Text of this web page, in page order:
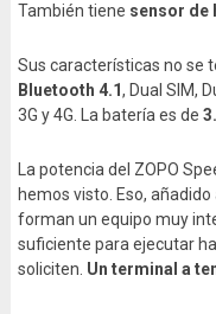
También tiene sensor de
Sus características no se
Bluetooth 4.1, Dual SIM,
3G y 4G. La batería es de
La potencia del ZOPO
hemos visto. Eso,
forman un equipo muy
suficiente para ejecutar
soliciten. Un terminal a